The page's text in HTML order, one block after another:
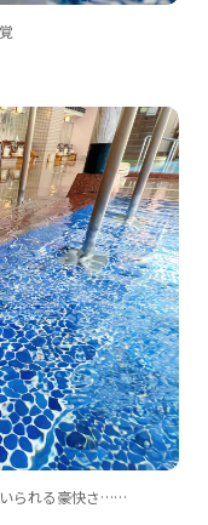
られる豪快さ……